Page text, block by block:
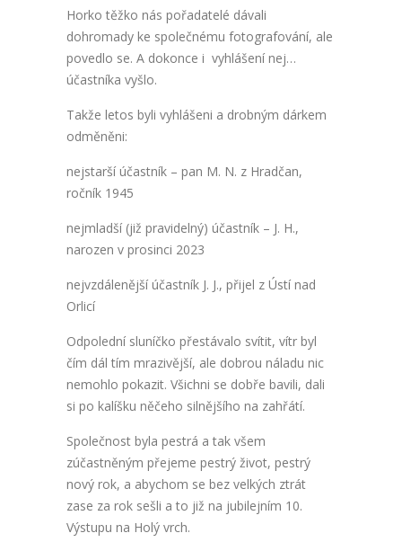
Horko těžko nás pořadatelé dávali
dohromady ke společnému fotografování, ale
povedlo se. A dokonce i vyhlášení nej…
účastníka vyšlo.
Takže letos byli vyhlášeni a drobným dárkem
odměněni:
nejstarší účastník – pan M. N. z Hradčan,
ročník 1945
nejmladší (již pravidelný) účastník – J. H.,
narozen v prosinci 2023
nejvzdálenější účastník J. J., přijel z Ústí nad
Orlicí
Odpolední sluníčko přestávalo svítit, vítr byl
čím dál tím mrazivější, ale dobrou náladu nic
nemohlo pokazit. Všichni se dobře bavili, dali
si po kalíšku něčeho silnějšího na zahřátí.
Společnost byla pestrá a tak všem
zúčastněným přejeme pestrý život, pestrý
nový rok, a abychom se bez velkých ztrát
zase za rok sešli a to již na jubilejním 10.
Výstupu na Holý vrch.